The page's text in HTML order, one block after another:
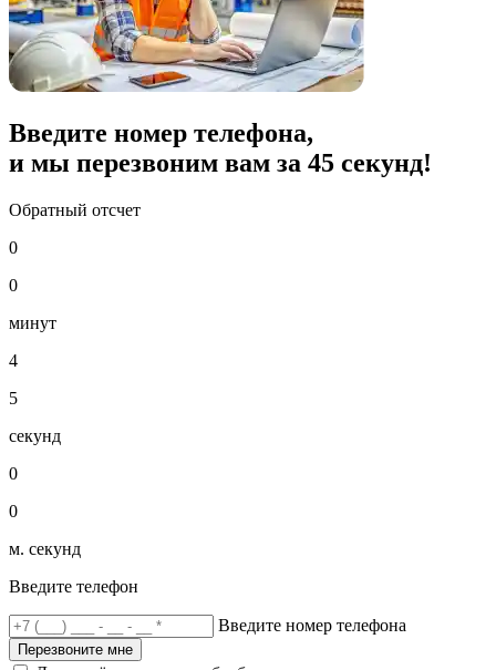
Введите номер телефона,
и мы перезвоним вам за 45 секунд!
Обратный отсчет
0
0
минут
4
5
секунд
0
0
м. секунд
Введите телефон
Введите номер телефона
Перезвоните мне